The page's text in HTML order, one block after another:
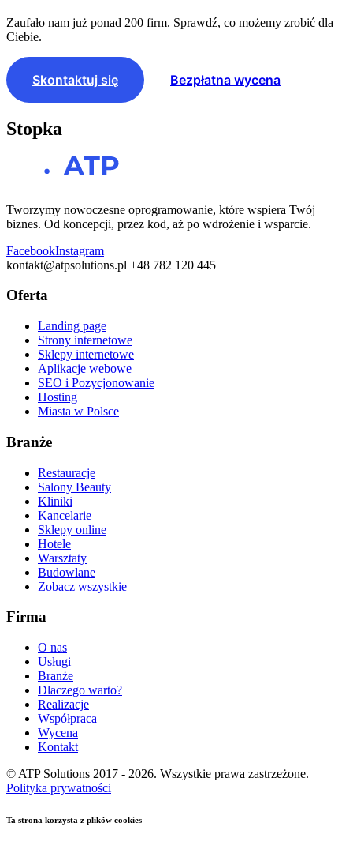
Zaufało nam już ponad 200 firm. Sprawdź, co możemy zrobić dla
Ciebie.
Skontaktuj się Bezpłatna wycena
Stopka
Tworzymy nowoczesne oprogramowanie, które wspiera Twój
biznes. Od koncepcji, przez kod, aż po wdrożenie i wsparcie.
FacebookInstagram
kontakt@atpsolutions.pl +48 782 120 445
Oferta
Landing page
Strony internetowe
Sklepy internetowe
Aplikacje webowe
SEO i Pozycjonowanie
Hosting
Miasta w Polsce
Branże
Restauracje
Salony Beauty
Kliniki
Kancelarie
Sklepy online
Hotele
Warsztaty
Budowlane
Zobacz wszystkie
Firma
O nas
Usługi
Branże
Dlaczego warto?
Realizacje
Współpraca
Wycena
Kontakt
© ATP Solutions 2017 - 2026. Wszystkie prawa zastrzeżone.
Polityka prywatności
Ta strona korzysta z plików cookies